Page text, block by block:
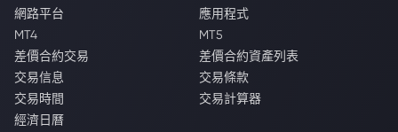
網路平台
應用程式
MT4
MT5
差價合約交易
差價合約資產列表
交易信息
交易條款
交易時間
交易計算器
經濟日曆